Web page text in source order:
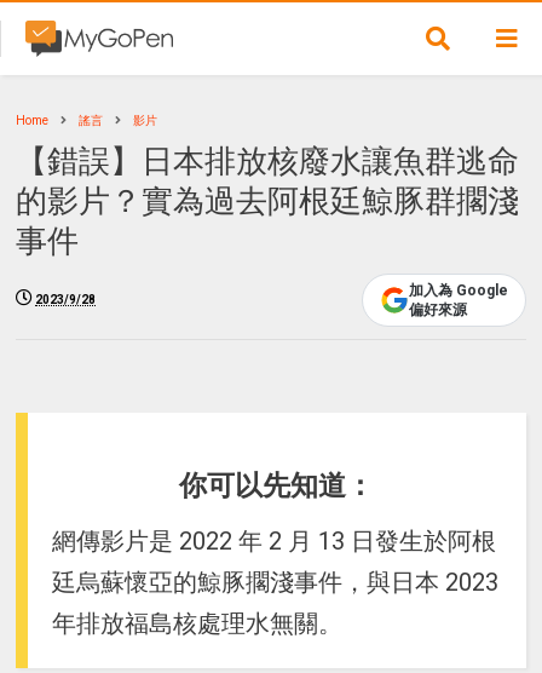
Home 謠言 影片
【錯誤】日本排放核廢水讓魚群逃命
的影片？實為過去阿根廷鯨豚群擱淺
事件
2023/9/28
加入為 Google
偏好來源
你可以先知道：
網傳影片是 2022 年 2 月 13 日發生於阿根
廷烏蘇懷亞的鯨豚擱淺事件，與日本 2023
年排放福島核處理水無關。